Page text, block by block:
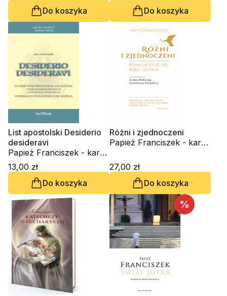
Do koszyka
Do koszyka
List apostolski Desiderio
desideravi
Papież Franciszek - kard.
Jorge Mario Bergoglio
13,00 zł
Do koszyka
Różni i zjednoczeni
Papież Franciszek - kard.
27,00 zł
Do koszyka
%